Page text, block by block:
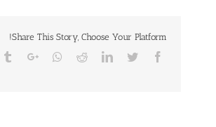
Share This Story, Choose Your Platform!
Facebook
Twitter
LinkedIn
Reddit
Whatsapp
Google+